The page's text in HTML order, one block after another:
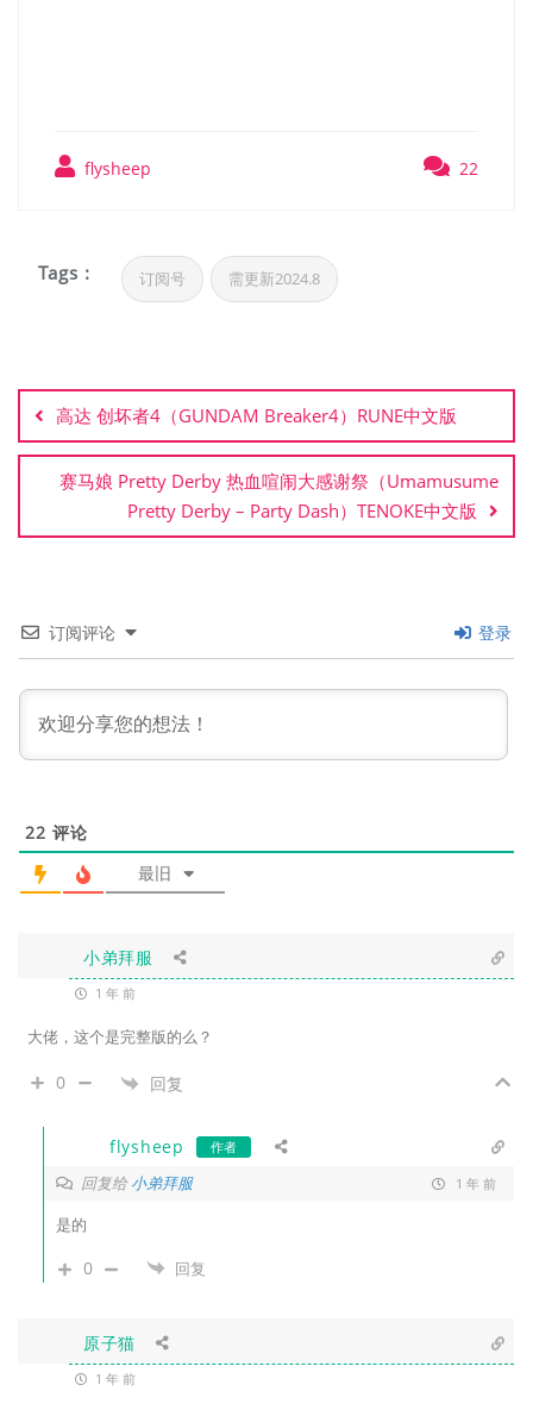
flysheep 22
Tags : 订阅号 需更新2024.8
章
导
航
高达 创坏者4（GUNDAM Breaker4）RUNE中文版
赛马娘 Pretty Derby 热血喧闹大感谢祭（Umamusume
Pretty Derby – Party Dash）TENOKE中文版
订阅评论 登录
22 评论
最旧
小弟拜服
1 年 前
大佬，这个是完整版的么？
0 回复
flysheep 作者
回复给小弟拜服 1 年 前
是的
0 回复
原子猫
1 年 前